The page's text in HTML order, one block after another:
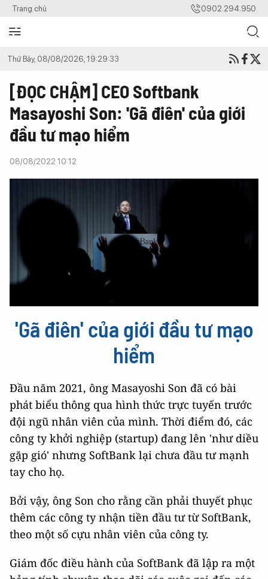
Trang chủ 0902.294.950
Thứ Bảy, 08/08/2026, 19:29:33
[ĐỌC CHẬM] CEO Softbank
Masayoshi Son: 'Gã điên' của giới
đầu tư mạo hiểm
08/08/2022 10:12
'Gã điên' của giới đầu tư mạo
hiểm
Đầu năm 2021, ông Masayoshi Son đã có bài
phát biểu thông qua hình thức trực tuyến trước
đội ngũ nhân viên của mình. Thời điểm đó, các
công ty khởi nghiệp (startup) đang lên 'như diều
gặp gió' nhưng SoftBank lại chưa đầu tư mạnh
tay cho họ.
Bởi vậy, ông Son cho rằng cần phải thuyết phục
thêm các công ty nhận tiền đầu tư từ SoftBank,
theo một số cựu nhân viên của công ty.
Giám đốc điều hành của SoftBank đã lập ra một